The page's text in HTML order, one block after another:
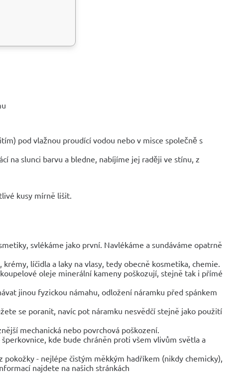
hypofýzy a šišinky
pod vlažnou proudící vodou nebo v misce společně s
na slunci barvu a bledne, nabíjíme jej raději ve stínu, z
kusy mírně lišit.
svlékáme jako první. Navlékáme a sundáváme opatrně
líčidla a laky na vlasy, tedy obecně kosmetika, chemie.
oleje minerální kameny poškozují, stejně tak i přímé
jinou fyzickou námahu, odložení náramku před spánkem
se poranit, navíc pot náramku nesvědčí stejně jako použití
mechanická nebo povrchová poškození.
kde bude chráněn proti všem vlivům světla a
- nejlépe čistým měkkým hadříkem (nikdy chemicky),
najdete na našich stránkách